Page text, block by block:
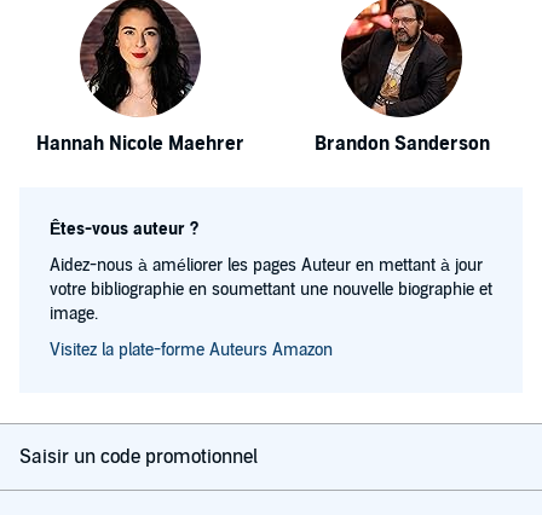
Hannah Nicole Maehrer Brandon Sanderson
Êtes-vous auteur ?
Aidez-nous à améliorer les pages Auteur en mettant à jour
votre bibliographie en soumettant une nouvelle biographie et
image.
Visitez la plate-forme Auteurs Amazon
Saisir un code promotionnel